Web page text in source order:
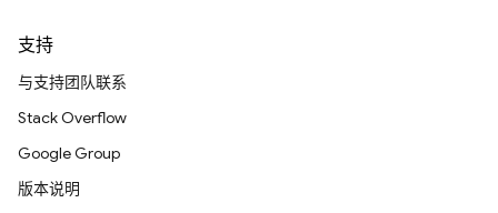
支持
与支持团队联系
Stack Overflow
Google Group
版本说明